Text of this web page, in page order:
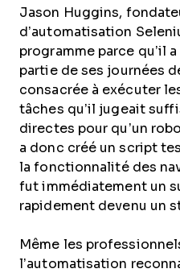
Jason Huggins,
d’automatisation
programme parce qu’il
partie de ses journées
consacrée à exécuter
tâches qu’il jugeait
directes pour qu’un
a donc créé un script
la fonctionnalité des
fut immédiatement un
rapidement devenu un
Même les
l’automatisation